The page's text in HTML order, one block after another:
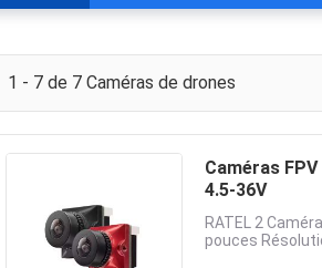
1 - 7 de 7 Caméras de drones
Caméras
4.5-36V
RATEL 2
pouces